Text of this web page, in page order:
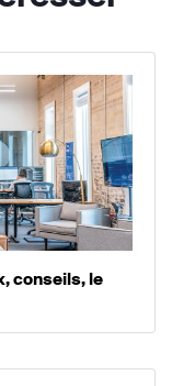
conseils, le